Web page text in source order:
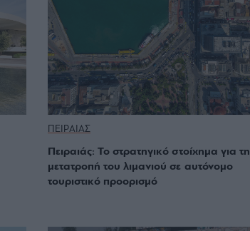
ΠΕΙΡΑΙΑΣ
Πειραιάς: Το στρατηγικό στοίχημα για τη
μετατροπή του λιμανιού σε αυτόνομο
τουριστικό προορισμό